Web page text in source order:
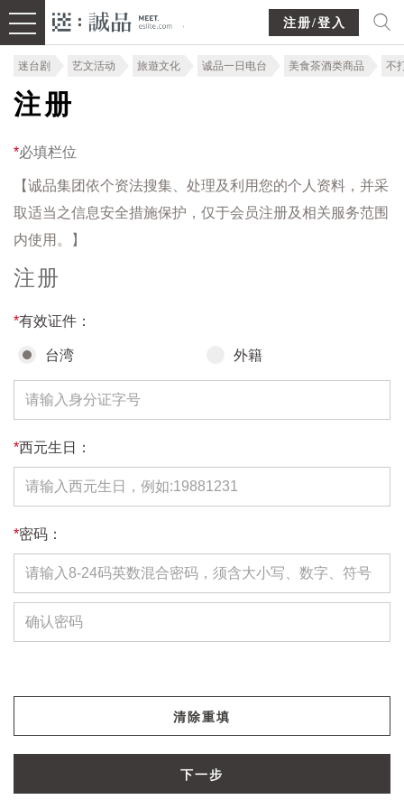
注册/登入
迷台剧 艺文活动 旅遊文化 诚品一日电台 美食茶酒类商品 不
注册
*必填栏位
【诚品集团依个资法搜集、处理及利用您的个人资料，并采
取适当之信息安全措施保护，仅于会员注册及相关服务范围
内使用。】
注册
*有效证件：
台湾 外籍
*西元生日：
*密码：